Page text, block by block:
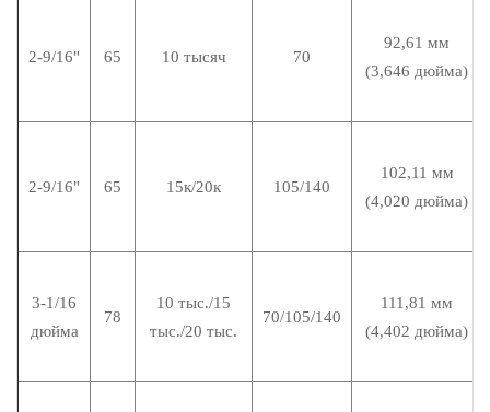
2-9/16" 65 10 тысяч 70
92,61 мм
(3,646 дюйма)
2-9/16" 65 15к/20к 105/140
102,11 мм
(4,020 дюйма)
3-1/16
дюйма
78
10 тыс./15
тыс./20 тыс.
70/105/140
111,81 мм
(4,402 дюйма)